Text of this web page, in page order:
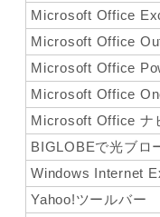
Microsoft Office
Microsoft Office
Microsoft Office
Microsoft Office
Microsoft Office ナ
BIGLOBEで光ブロ
Windows Internet
Yahoo!ツールバー